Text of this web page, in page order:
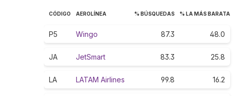
CÓDIGO AEROLÍNEA % BÚSQUEDAS % LA MÁS BARATA
P5 Wingo 87.3 48.0
JA JetSmart 83.3 25.8
LA LATAM Airlines 99.8 16.2